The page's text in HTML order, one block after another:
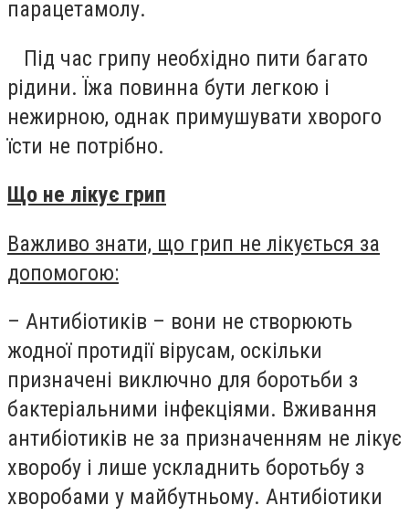
парацетамолу.
Під час грипу необхідно пити багато
рідини. Їжа повинна бути легкою і
нежирною, однак примушувати хворого
їсти не потрібно.
Що не лікує грип
Важливо знати, що грип не лікується за
допомогою:
– Антибіотиків – вони не створюють
жодної протидії вірусам, оскільки
призначені виключно для боротьби з
бактеріальними інфекціями. Вживання
антибіотиків не за призначенням не лікує
хворобу і лише ускладнить боротьбу з
хворобами у майбутньому. Антибіотики